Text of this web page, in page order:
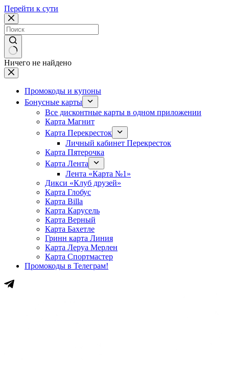
Перейти к сути
Ничего не найдено
Промокоды и купоны
Бонусные карты
Все дисконтные карты в одном приложении
Карта Магнит
Карта Перекресток
Личный кабинет Перекресток
Карта Пятерочка
Карта Лента
Лента «Карта №1»
Дикси «Клуб друзей»
Карта Глобус
Карта Billa
Карта Карусель
Карта Верный
Карта Бахетле
Гринн карта Линия
Карта Леруа Мерлен
Карта Спортмастер
Промокоды в Телеграм!